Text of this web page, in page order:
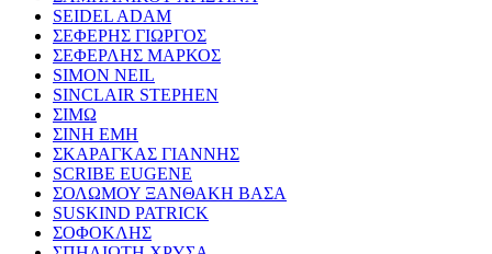
SEIDEL ADAM
ΣΕΦΕΡΗΣ ΓΙΩΡΓΟΣ
ΣΕΦΕΡΛΗΣ ΜΑΡΚΟΣ
SIMON NEIL
SINCLAIR STEPHEN
ΣΙΜΩ
ΣΙΝΗ ΕΜΗ
ΣΚΑΡΑΓΚΑΣ ΓΙΑΝΝΗΣ
SCRIBE EUGENE
ΣΟΛΩΜΟΥ ΞΑΝΘΑΚΗ ΒΑΣΑ
SUSKIND PATRICK
ΣΟΦΟΚΛΗΣ